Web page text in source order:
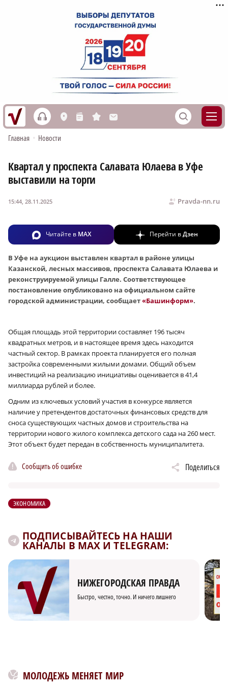
h L n s M S
Главная • Новости
Квартал у проспекта Салавата Юлаева в Уфе
выставили на торги
Pravda-nn.ru
15:44, 28.11.2025
Читайте в MAX Перейти вДзен
В Уфе на аукцион выставлен квартал в районе улицы
Казанской, лесных массивов, проспекта Салавата Юлаева и
реконструируемой улицы Галле. Соответствующее
постановление опубликовано на официальном сайте
городской администрации, сообщает«Башинформ».
Общая площадь этой территории составляет 196 тысяч
квадратных метров, и в настоящее время здесь находится
частный сектор. В рамках проекта планируется его полная
застройка современными жилыми домами. Общий объем
инвестиций на реализацию инициативы оценивается в 41,4
миллиарда рублей и более.
Одним из ключевых условий участия в конкурсе является
наличие у претендентов достаточных финансовых средств для
сноса существующих частных домов и строительства на
территории нового жилого комплекса детского сада на 260 мест.
Этот объект будет передан в собственность муниципалитета.
Сообщить об ошибке Поделиться
ЭКОНОМИКА
ПОДПИСЫВАЙТЕСЬ НА НАШИ
КАНАЛЫ В MAX И TELEGRAM:
НИЖЕГОРОДСКАЯ ПРАВДА
Быстро, честно, точно. И ничего лишнего
МОЛОДЕЖЬ МЕНЯЕТ МИР